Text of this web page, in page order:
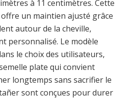
à 11 centimètres. Cette
un maintien ajusté grâce
autour de la cheville,
personnalisé. Le modèle
le choix des utilisateurs,
plate qui convient
longtemps sans sacrifier le
sont conçues pour durer